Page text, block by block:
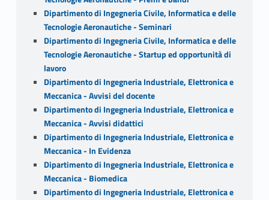
Dipartimento di Ingegneria Civile, Informatica e delle
Tecnologie Aeronautiche - Seminari
Dipartimento di Ingegneria Civile, Informatica e delle
Tecnologie Aeronautiche - Startup ed opportunità di
lavoro
Dipartimento di Ingegneria Industriale, Elettronica e
Meccanica - Avvisi del docente
Dipartimento di Ingegneria Industriale, Elettronica e
Meccanica - Avvisi didattici
Dipartimento di Ingegneria Industriale, Elettronica e
Meccanica - In Evidenza
Dipartimento di Ingegneria Industriale, Elettronica e
Meccanica - Biomedica
Dipartimento di Ingegneria Industriale, Elettronica e